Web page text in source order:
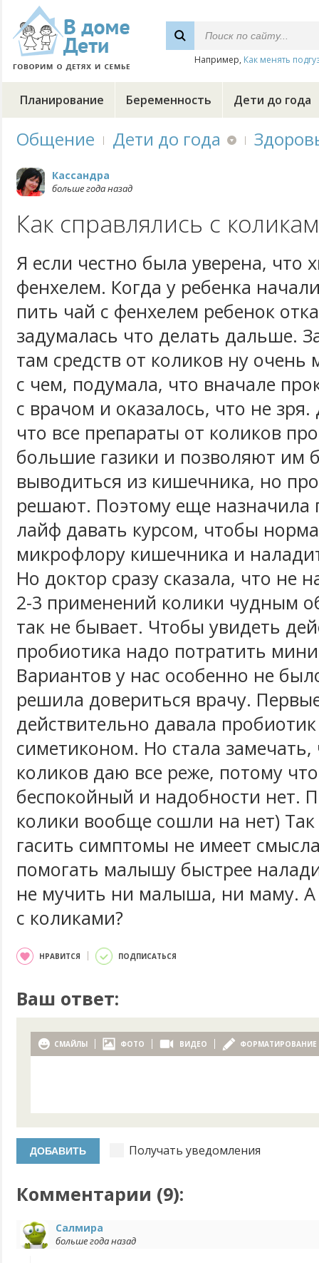
Например, Как менять
Планирование Беременность Дети до года
Общение Дети до года
Кассандра
больше года назад
Как справлялись с
Я если честно была уверена, что
фенхелем. Когда у ребенка
пить чай с фенхелем ребенок
задумалась что делать дальше.
там средств от коликов ну
с чем, подумала, что вначале
с врачом и оказалось, что не зря.
что все препараты от коликов
большие газики и позволяют им
выводиться из кишечника, но
решают. Поэтому еще назначила
лайф давать курсом, чтобы
микрофлору кишечника и
Но доктор сразу сказала, что не
2-3 применений колики чудным
так не бывает. Чтобы увидеть
пробиотика надо потратить
Вариантов у нас особенно не
решила довериться врачу.
действительно давала
симетиконом. Но стала замечать,
коликов даю все реже, потому
беспокойный и надобности нет.
колики вообще сошли на нет) Так
гасить симптомы не имеет
помогать малышу быстрее
не мучить ни малыша, ни маму. А
с коликами?
НРАВИТСЯ ПОДПИСАТЬСЯ
Ваш ответ:
СМАЙЛЫ ФОТО ВИДЕО ФОРМАТИРОВАНИЕ
Получать уведомления
Комментарии (9):
Салмира
больше года назад